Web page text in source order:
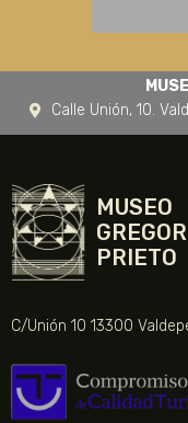
Calle Unión, 10.
MUSEO
PRIETO
C/Unión 10 13300